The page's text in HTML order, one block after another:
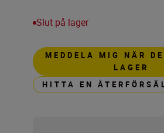
Slut på lager
MEDDELA MIG NÄR
LAGER
HITTA EN